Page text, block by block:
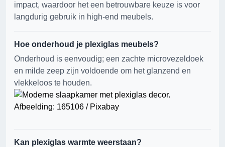
impact, waardoor het een betrouwbare keuze is voor
langdurig gebruik in high-end meubels.
Hoe onderhoud je plexiglas meubels?
Onderhoud is eenvoudig; een zachte microvezeldoek
en milde zeep zijn voldoende om het glanzend en
vlekkeloos te houden.
Afbeelding: 165106 / Pixabay
Kan plexiglas warmte weerstaan?